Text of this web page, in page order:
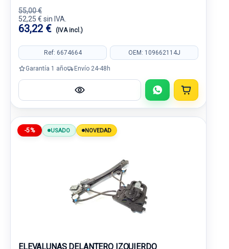
55,00 €
52,25 € sin IVA.
63,22 € (IVA incl.)
Ref: 6674664 OEM: 109662114J
Garantía 1 año Envío 24-48h
-5% USADO NOVEDAD
ELEVALUNAS DELANTERO IZQUIERDO